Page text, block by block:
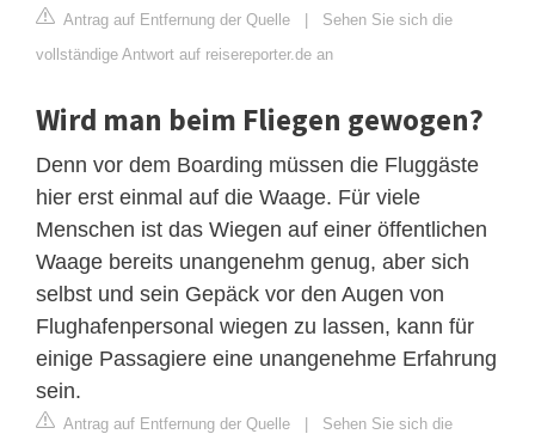
Antrag auf Entfernung der Quelle | Sehen Sie sich die
vollständige Antwort auf reisereporter.de an
Wird man beim Fliegen gewogen?
Denn vor dem Boarding müssen die Fluggäste
hier erst einmal auf die Waage. Für viele
Menschen ist das Wiegen auf einer öffentlichen
Waage bereits unangenehm genug, aber sich
selbst und sein Gepäck vor den Augen von
Flughafenpersonal wiegen zu lassen, kann für
einige Passagiere eine unangenehme Erfahrung
sein.
Antrag auf Entfernung der Quelle | Sehen Sie sich die